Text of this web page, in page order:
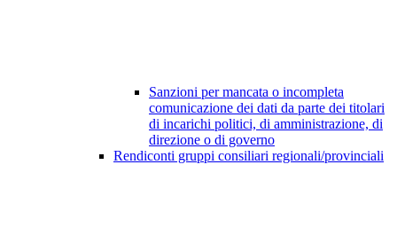
Sanzioni per mancata o incompleta
comunicazione dei dati da parte dei titolari
di incarichi politici, di amministrazione, di
direzione o di governo
Rendiconti gruppi consiliari regionali/provinciali